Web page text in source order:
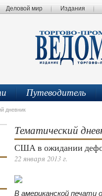
Деловой мир Издания
Путеводитель
дневник
Тематический
США в ожидании
22 января 2013 г.
В американской